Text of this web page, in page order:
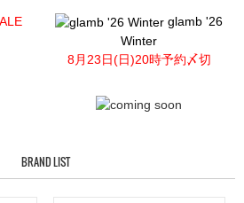
glamb '26
Winter
8月23日(日)20時予約〆切
BRAND LIST